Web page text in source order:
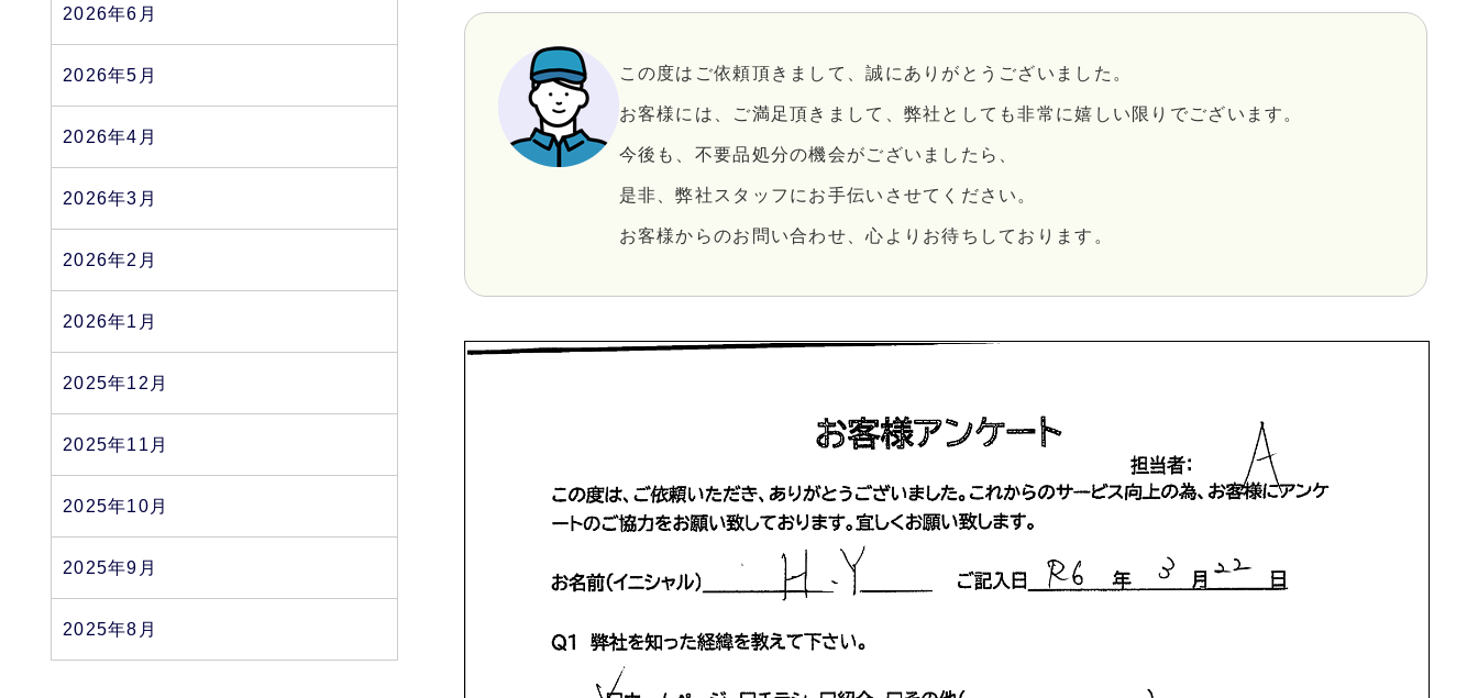
この度はご依頼頂きまして、誠にありがとうございました。
お客様には、ご満足頂きまして、弊社としても非常に嬉しい限りでございます。
今後も、不要品処分の機会がございましたら、
是非、弊社スタッフにお手伝いさせてください。
お客様からのお問い合わせ、心よりお待ちしております。
2026年6月
2026年5月
2026年4月
2026年3月
2026年2月
2026年1月
2025年12月
2025年11月
2025年10月
2025年9月
2025年8月